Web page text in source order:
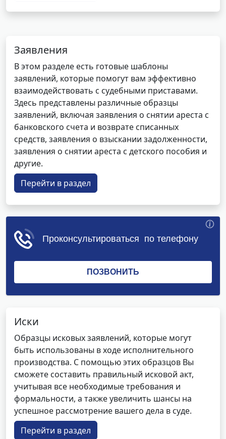
Заявления
В этом разделе есть готовые шаблоны
заявлений, которые помогут вам эффективно
взаимодействовать с судебными приставами.
Здесь представлены различные образцы
заявлений, включая заявления о снятии ареста с
банковского счета и возврате списанных
средств, заявления о взыскании задолженности,
заявления о снятии ареста с детского пособия и
другие.
Перейти в раздел
Иски
Образцы исковых заявлений, которые могут
быть использованы в ходе исполнительного
производства. С помощью этих образцов Вы
сможете составить правильный исковой акт,
учитывая все необходимые требования и
формальности, а также увеличить шансы на
успешное рассмотрение вашего дела в суде.
Перейти в раздел